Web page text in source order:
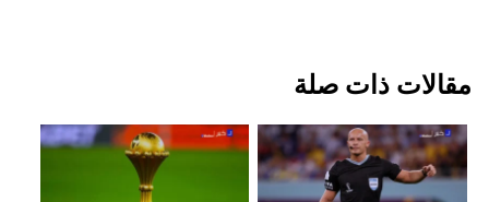
مقالات ذات صلة